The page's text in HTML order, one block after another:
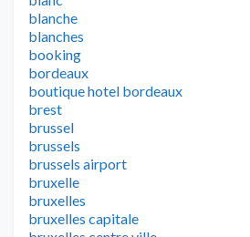
blanche
blanches
booking
bordeaux
boutique hotel bordeaux
brest
brussel
brussels
brussels airport
bruxelle
bruxelles
bruxelles capitale